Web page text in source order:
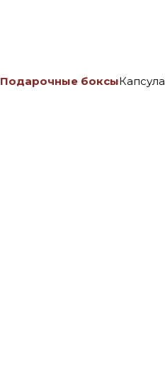
Подарочные боксыКапсула